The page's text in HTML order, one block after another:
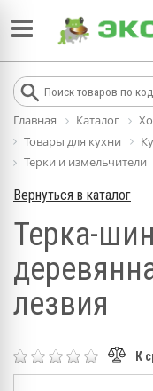
Главная Каталог
Товары для кухни
Терки и измельчители
Вернуться в каталог
Терка-
лезвия
К